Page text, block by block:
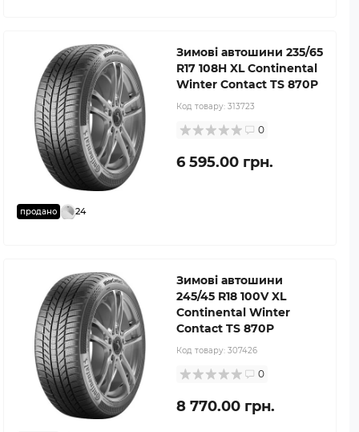
продано 24
Зимові автошини 235/65
R17 108H XL Continental
Winter Contact TS 870P
Код товару: 313723
0
6 595.00 грн.
Зимові автошини
245/45 R18 100V XL
Continental Winter
Contact TS 870P
Код товару: 307426
0
8 770.00 грн.